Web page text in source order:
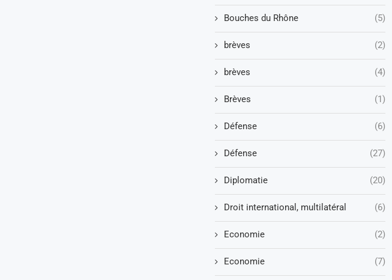
Bouches du Rhône (5)
brèves (2)
brèves (4)
Brèves (1)
Défense (6)
Défense (27)
Diplomatie (20)
Droit international, multilatéral (6)
Economie (2)
Economie (7)